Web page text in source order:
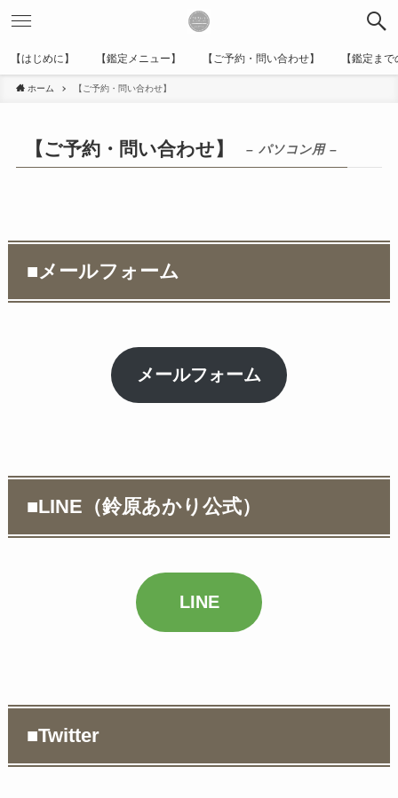
【はじめに】 【鑑定メニュー】 【ご予約・問い合わせ】 【鑑定ま
ホーム 【ご予約・問い合わせ】
【ご予約・問い合わせ】 – パソコン用 –
■メールフォーム
メールフォーム
■LINE（鈴原あかり公式）
LINE
■Twitter